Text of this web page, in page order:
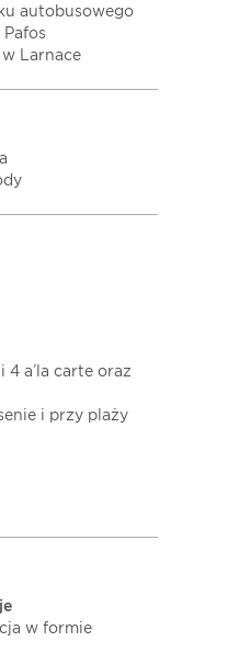
autobusowego
Pafos
Larnace
4 a’la carte oraz
i przy plaży
w formie